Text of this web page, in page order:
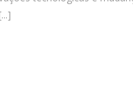
[...]